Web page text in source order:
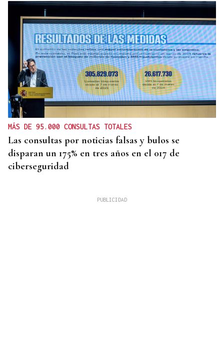
MÁS DE 95.000 CONSULTAS TOTALES
Las consultas por noticias falsas y bulos se
disparan un 175% en tres años en el 017 de
ciberseguridad